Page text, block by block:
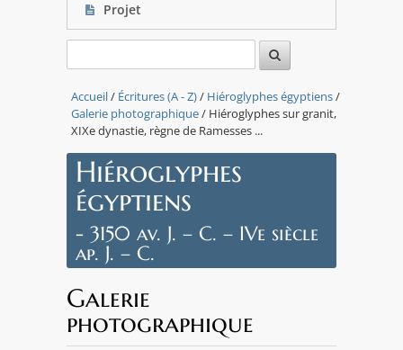
Projet
Accueil/ Écritures (A - Z)/ Hiéroglyphes égyptiens/
Galerie photographique/ Hiéroglyphes sur granit,
XIXe dynastie, règne de Ramesses ...
Hiéroglyphes
égyptiens
- 3150 av. J. – C. – IVe siècle
ap. J. – C.
Galerie
photographique